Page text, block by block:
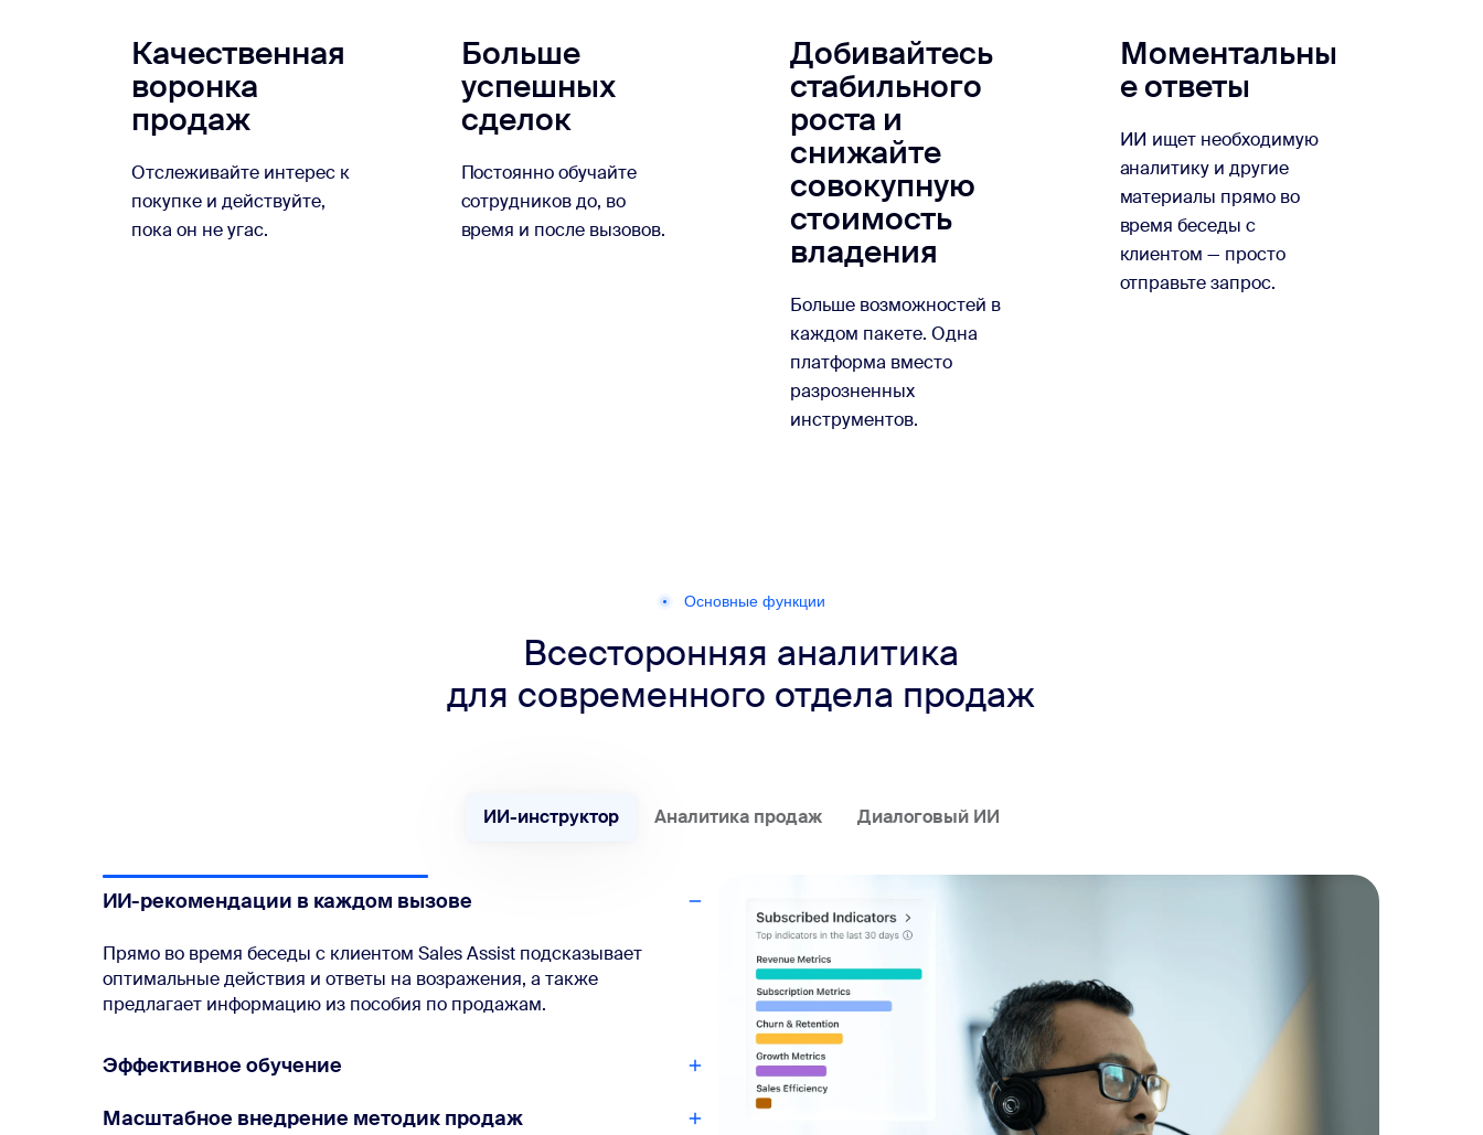
Качественная
воронка
продаж
Отслеживайте интерес к
покупке и действуйте,
пока он не угас.
Больше
успешных
сделок
Постоянно обучайте
сотрудников до, во
время и после вызовов.
Добивайтесь
стабильного
роста и
снижайте
совокупную
стоимость
владения
Больше возможностей в
каждом пакете. Одна
платформа вместо
разрозненных
инструментов.
Моментальны
е ответы
ИИ ищет необходимую
аналитику и другие
материалы прямо во
время беседы с
клиентом — просто
отправьте запрос.
Основные функции
Всесторонняя аналитика
для современного отдела продаж
ИИ-инструктор Аналитика продаж Диалоговый ИИ
ИИ-рекомендации в каждом вызове
Прямо во время беседы с клиентом Sales Assist подсказывает
оптимальные действия иответы на возражения, а также
предлагает информацию из пособия по продажам.
Эффективное обучение
Масштабное внедрение методик продаж